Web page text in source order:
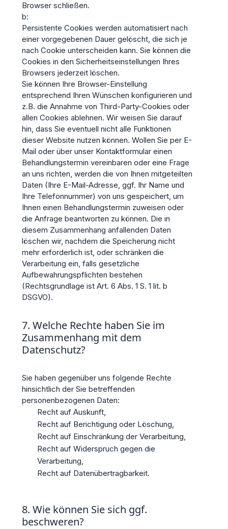
Browser schließen.
b:
Persistente Cookies werden automatisiert nach
einer vorgegebenen Dauer gelöscht, die sich je
nach Cookie unterscheiden kann. Sie können die
Cookies in den Sicherheitseinstellungen Ihres
Browsers jederzeit löschen.
Sie können Ihre Browser-Einstellung
entsprechend Ihren Wünschen konfigurieren und
z.B. die Annahme von Third-Party-Cookies oder
allen Cookies ablehnen. Wir weisen Sie darauf
hin, dass Sie eventuell nicht alle Funktionen
dieser Website nutzen können. Wollen Sie per E-
Mail oder über unser Kontaktformular einen
Behandlungstermin vereinbaren oder eine Frage
an uns richten, werden die von Ihnen mitgeteilten
Daten (Ihre E-Mail-Adresse, ggf. Ihr Name und
Ihre Telefonnummer) von uns gespeichert, um
Ihnen einen Behandlungstermin zuweisen oder
die Anfrage beantworten zu können. Die in
diesem Zusammenhang anfallenden Daten
löschen wir, nachdem die Speicherung nicht
mehr erforderlich ist, oder schränken die
Verarbeitung ein, falls gesetzliche
Aufbewahrungspflichten bestehen
(Rechtsgrundlage ist Art. 6 Abs. 1 S. 1 lit. b
DSGVO).
7. Welche Rechte haben Sie im
Zusammenhang mit dem
Datenschutz?
Sie haben gegenüber uns folgende Rechte
hinsichtlich der Sie betreffenden
personenbezogenen Daten:
Recht auf Auskunft,
Recht auf Berichtigung oder Löschung,
Recht auf Einschränkung der Verarbeitung,
Recht auf Widerspruch gegen die
Verarbeitung,
Recht auf Datenübertragbarkeit.
8. Wie können Sie sich ggf.
beschweren?